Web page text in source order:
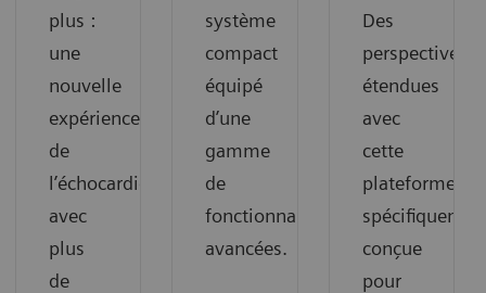
plus :
une
nouvelle
expérience
de
l’échocardiographie
avec
plus
de
système
compact
équipé
d’une
gamme
de
fonctionnalités
avancées.
Des
perspectives
étendues
avec
cette
plateforme
conçue
pour